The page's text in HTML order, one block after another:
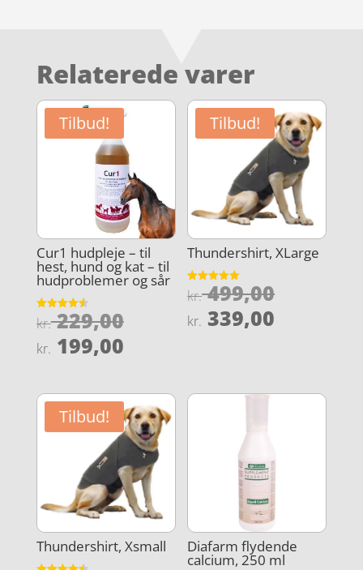
Relaterede varer
Tilbud!
Cur1 hudpleje – til
hest, hund og kat – til
hudproblemer og sår
Vurderet
4.6
kr.229,00Den
oprindelige
kr. 229,00.
kr. 199,00Den
pris
er:
kr. 199,00.
Tilbud!
Thundershirt, XLarge
Vurderet
4.9
kr.499,00Den
kr. 339,00
kr.
Tilbud!
Thundershirt, Xsmall Diafarm flydende
calcium, 250 ml